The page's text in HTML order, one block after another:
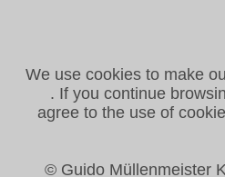
We use cookies to make
. If you continue
agree to the use of
© Guido Müllenmeister